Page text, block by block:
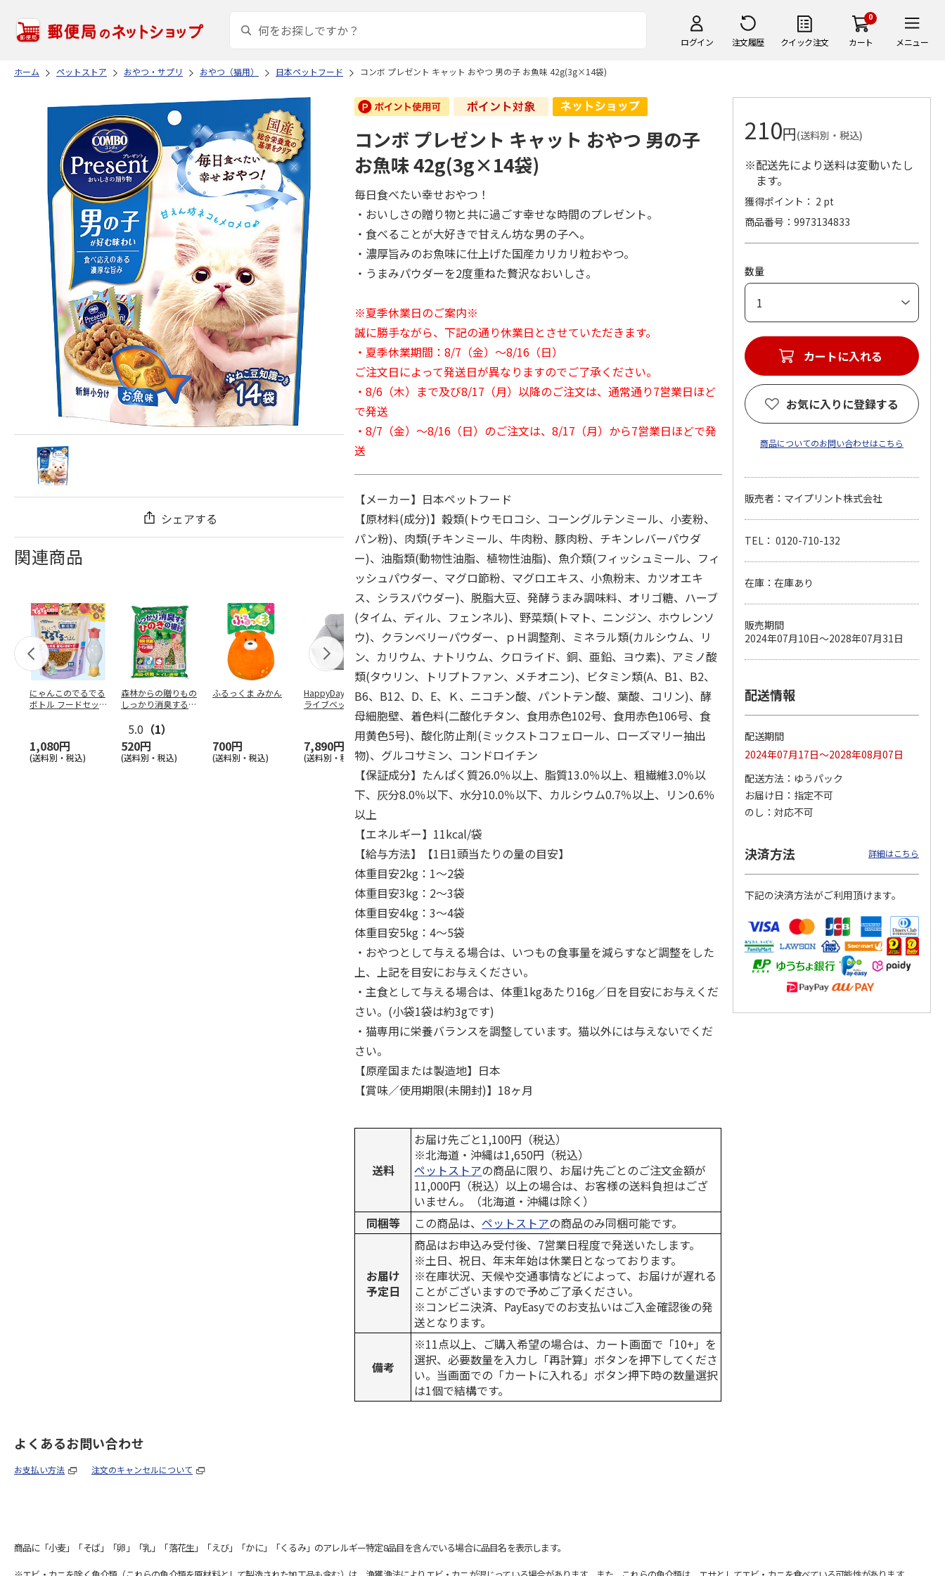
ログイン 注文履歴 クイック注文
0
カート メニュー
ホーム ペットストア おやつ・サプリ おやつ（猫用） 日本ペットフード コンボ プレゼント キャット おやつ 男の子 お魚味 42g(3g×14袋)
シェアする
関連商品
にゃんこのでるでる
ボトル フードセッ
1,080円
(送料別・税込)
森林からの贈りもの
しっかり消臭するひ
5.0 （1）
520円
(送料別・税込)
ふるっくま みかん
700円
(送料別・税込)
HappyDays 2wayド
ライブベッド グレ
7,890円
(送料別・税込)
獣医師開発 ニオイ
をとる砂専用 猫ト
イレ ナチュラルグ
1,550円
(送料別・税込)
デオトイレ 飛び散
らない消臭・抗菌サ
ンド 4L
1,320円
(送料別・税込)
無添加良品 カムカ
ムデンタルコーン
ぐるぐるボーン型 S
470円
銀のスプーン パウ
チ 健康に育つ子ね
こ用 まぐろ・かつ
120円
ペット線香 虹のか
なた フルーティフ
ローラルの香り
590円
(送料別・税込)
100円
(送料別・税込)
コンボ プレゼント キャット おやつ 男の子
お魚味 42g(3g×14袋)
毎日食べたい幸せおやつ！
・おいしさの贈り物と共に過ごす幸せな時間のプレゼント。
・食べることが大好きで甘えん坊な男の子へ。
・濃厚旨みのお魚味に仕上げた国産カリカリ粒おやつ。
・うまみパウダーを2度重ねた贅沢なおいしさ。
※夏季休業日のご案内※
誠に勝手ながら、下記の通り休業日とさせていただきます。
・夏季休業期間：8/7（金）～8/16（日）
ご注文日によって発送日が異なりますのでご了承ください。
・8/6（木）まで及び8/17（月）以降のご注文は、通常通り7営業日ほど
で発送
・8/7（金）～8/16（日）のご注文は、8/17（月）から7営業日ほどで発
送
【メーカー】日本ペットフード
【原材料(成分)】穀類(トウモロコシ、コーングルテンミール、小麦粉、
パン粉)、肉類(チキンミール、牛肉粉、豚肉粉、チキンレバーパウダ
ー)、油脂類(動物性油脂、植物性油脂)、魚介類(フィッシュミール、フィ
ッシュパウダー、マグロ節粉、マグロエキス、小魚粉末、カツオエキ
ス、シラスパウダー)、脱脂大豆、発酵うまみ調味料、オリゴ糖、ハーブ
(タイム、ディル、フェンネル)、野菜類(トマト、ニンジン、ホウレンソ
ウ)、クランベリーパウダー、ｐＨ調整剤、ミネラル類(カルシウム、リ
ン、カリウム、ナトリウム、クロライド、銅、亜鉛、ヨウ素)、アミノ酸
類(タウリン、トリプトファン、メチオニン)、ビタミン類(A、B1、B2、
B6、B12、D、E、Ｋ、ニコチン酸、パントテン酸、葉酸、コリン)、酵
母細胞壁、着色料(二酸化チタン、食用赤色102号、食用赤色106号、食
用黄色5号)、酸化防止剤(ミックストコフェロール、ローズマリー抽出
物)、グルコサミン、コンドロイチン
【保証成分】たんぱく質26.0％以上、脂質13.0％以上、粗繊維3.0％以
下、灰分8.0％以下、水分10.0％以下、カルシウム0.7％以上、リン0.6％
以上
【エネルギー】11kcal/袋
【給与方法】【1日1頭当たりの量の目安】
体重目安2kg：1～2袋
体重目安3kg：2～3袋
体重目安4kg：3～4袋
体重目安5kg：4～5袋
・おやつとして与える場合は、いつもの食事量を減らすなど調整をした
上、上記を目安にお与えください。
・主食として与える場合は、体重1kgあたり16g／日を目安にお与えくだ
さい。(小袋1袋は約3gです)
・猫専用に栄養バランスを調整しています。猫以外には与えないでくだ
さい。
【原産国または製造地】日本
【賞味／使用期限(未開封)】18ヶ月
送料
お届け先ごと1,100円（税込）
※北海道・沖縄は1,650円（税込）
ペットストアの商品に限り、お届け先ごとのご注文金額が
11,000円（税込）以上の場合は、お客様の送料負担はござ
いません。（北海道・沖縄は除く）
同梱等
この商品は、ペットストアの商品のみ同梱可能です。
お届け
予定日
商品はお申込み受付後、7営業日程度で発送いたします。
※土日、祝日、年末年始は休業日となっております。
※在庫状況、天候や交通事情などによって、お届けが遅れる
ことがございますので予めご了承ください。
※コンビニ決済、PayEasyでのお支払いはご入金確認後の発
送となります。
備考
※11点以上、ご購入希望の場合は、カート画面で「10+」を
選択、必要数量を入力し「再計算」ボタンを押下してくださ
い。当画面での「カートに入れる」ボタン押下時の数量選択
は1個で結構です。
210円(送料別・税込)
※配送先により送料は変動いたし
ます。
獲得ポイント： 2 pt
商品番号
9973134833
数量
カートに入れる
お気に入りに登録する
商品についてのお問い合わせはこちら
販売者：マイプリント株式会社
TEL： 0120-710-132
在庫：在庫あり
販売期間
2024年07月10日～2028年07月31日
配送情報
配送期間
2024年07月17日～2028年08月07日
配送方法
ゆうパック
お届け日
指定不可
のし
対応不可
決済方法 詳細はこちら
下記の決済方法がご利用頂けます。
よくあるお問い合わせ
お支払い方法 注文のキャンセルについて
商品に「小麦」「そば」「卵」「乳」「落花生」「えび」「かに」「くるみ」のアレルギー特定8品目を含んでいる場合に品目名を表示します。